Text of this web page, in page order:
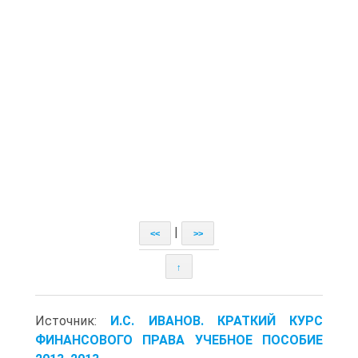
<< >>
↑
Источник: И.С. ИВАНОВ. КРАТКИЙ КУРС
ФИНАНСОВОГО ПРАВА УЧЕБНОЕ ПОСОБИЕ